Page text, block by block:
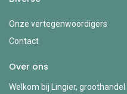
Onze vertegenwoordigers
Contact
Over ons
Welkom bij Lingier,